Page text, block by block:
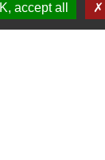
: de 13h30 à
accept all